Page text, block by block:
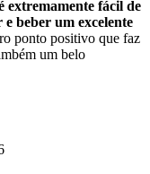
extremamente fácil de
beber um excelente
ponto positivo que faz
um belo